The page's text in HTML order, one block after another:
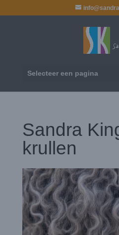
Selecteer een pagina
Sandra
krullen